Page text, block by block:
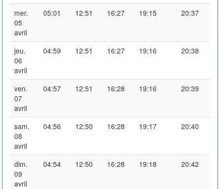
mer.
05
avril
05:01 12:51 16:27 19:15 20:37
jeu.
06
avril
04:59 12:51 16:27 19:16 20:38
ven.
07
avril
04:57 12:51 16:28 19:16 20:39
sam.
08
avril
04:56 12:50 16:28 19:17 20:40
dim.
09
avril
04:54 12:50 16:28 19:18 20:42